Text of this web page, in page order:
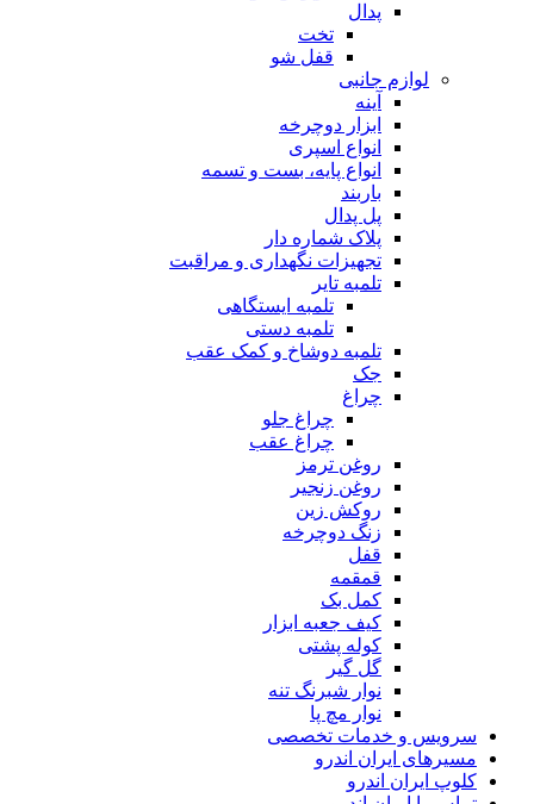
پدال
تخت
قفل شو
لوازم جانبی
آینه
ابزار دوچرخه
انواع اسپری
انواع پایه، بست و تسمه
باربند
پل پدال
پلاک شماره دار
تجهیزات نگهداری و مراقبت
تلمبه تایر
تلمبه ایستگاهی
تلمبه دستی
تلمبه دوشاخ و کمک عقب
جک
چراغ
چراغ جلو
چراغ عقب
روغن ترمز
روغن زنجیر
روکش زین
زنگ دوچرخه
قفل
قمقمه
کمل بک
کیف جعبه ابزار
کوله پشتی
گل گیر
نوار شبرنگ تنه
نوار مچ پا
سرویس و خدمات تخصصی
مسیرهای ایران اندرو
کلوپ ایران اندرو